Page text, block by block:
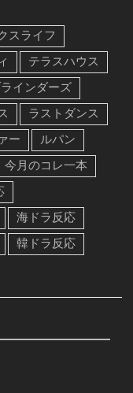
スライフ
テラスハウス
インダーズ
ラストダンス
ー
ルパン
今月のコレ一本
海ドラ反応
韓ドラ反応